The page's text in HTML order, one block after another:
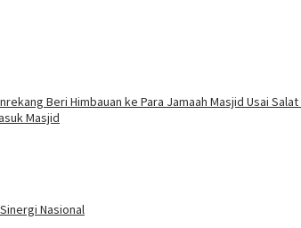
Beri Himbauan ke Para Jamaah Masjid Usai
Masjid
Nasional